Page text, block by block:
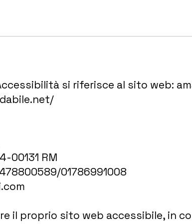
si riferisce al sito web:
00131 RM
01786991008
il proprio sito web accessibile, in